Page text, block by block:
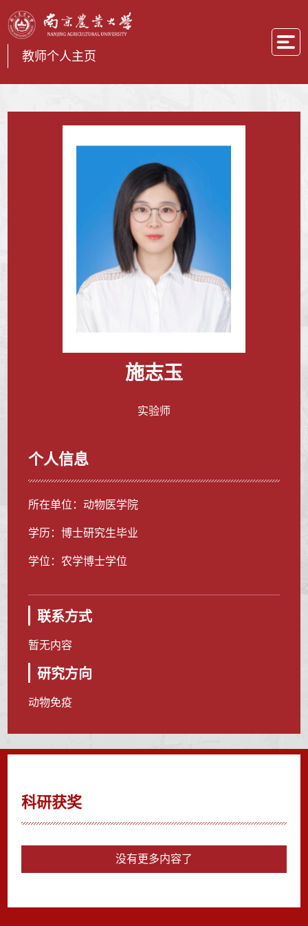
教师个人主页
施志玉
实验师
个人信息
所在单位：动物医学院
学历：博士研究生毕业
学位：农学博士学位
联系方式
暂无内容
研究方向
动物免疫
科研获奖
没有更多内容了